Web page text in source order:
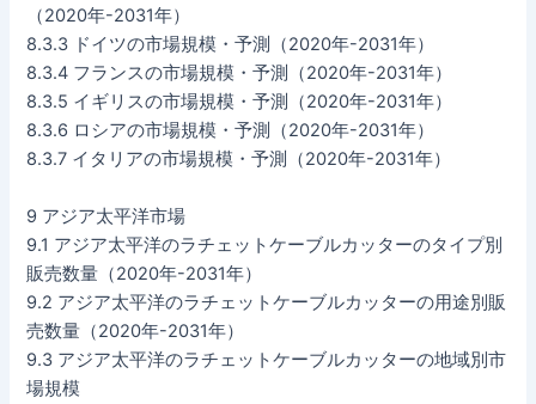
（2020年-2031年）
8.3.3 ドイツの市場規模・予測（2020年-2031年）
8.3.4 フランスの市場規模・予測（2020年-2031年）
8.3.5 イギリスの市場規模・予測（2020年-2031年）
8.3.6 ロシアの市場規模・予測（2020年-2031年）
8.3.7 イタリアの市場規模・予測（2020年-2031年）
9 アジア太平洋市場
9.1 アジア太平洋のラチェットケーブルカッターのタイプ別
販売数量（2020年-2031年）
9.2 アジア太平洋のラチェットケーブルカッターの用途別販
売数量（2020年-2031年）
9.3 アジア太平洋のラチェットケーブルカッターの地域別市
場規模